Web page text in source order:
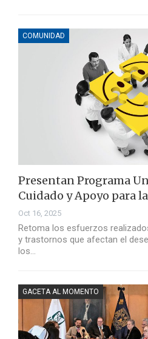
COMUNIDAD
Presentan Programa
Cuidado y Apoyo para
Oct 16, 2025
Retoma los esfuerzos
y trastornos que afectan el
los…
GACETA AL MOMENTO